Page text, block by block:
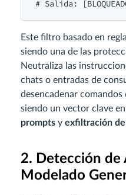
Este filtro basado en
siendo una de las
Neutraliza las
chats o entradas de
desencadenar
siendo un vector clave
prompts y exfiltración
2. Detección de
Modelado